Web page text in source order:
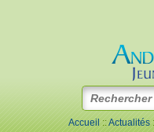
Accueil::Actualités